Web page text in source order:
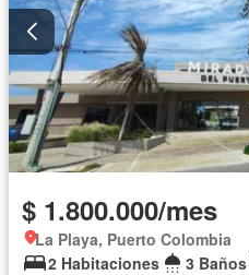
$ 1.800.000/mes
La Playa, Puerto Colombia
2 Habitaciones
3 Baños